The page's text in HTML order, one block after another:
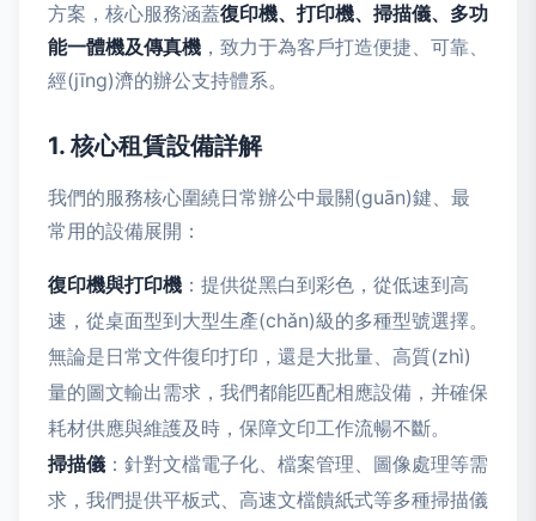
方案，核心服務涵蓋復印機、打印機、掃描儀、多功
能一體機及傳真機 ，致力于為客戶打造便捷、可靠、
經(jīng)濟的辦公支持體系。
1. 核心租賃設備詳解
我們的服務核心圍繞日常辦公中最關(guān)鍵、最
常用的設備展開：
復印機與打印機 ：提供從黑白到彩色，從低速到高
速，從桌面型到大型生產(chǎn)級的多種型號選擇。
無論是日常文件復印打印，還是大批量、高質(zhì)
量的圖文輸出需求，我們都能匹配相應設備，并確保
耗材供應與維護及時，保障文印工作流暢不斷。
掃描儀 ：針對文檔電子化、檔案管理、圖像處理等需
求，我們提供平板式、高速文檔饋紙式等多種掃描儀